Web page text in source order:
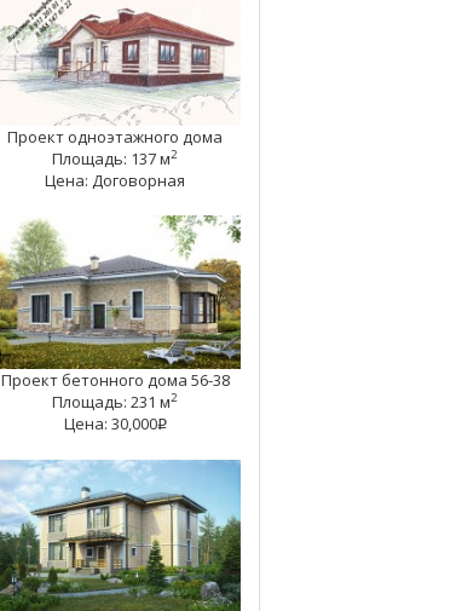
Проект одноэтажного дома
Площадь: 137 м2
Цена: Договорная
Проект бетонного дома 56-38
Площадь: 231 м2
Цена: 30,000q